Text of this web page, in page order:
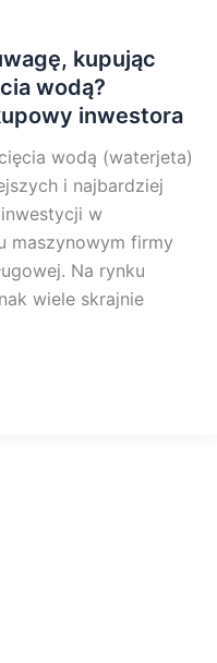
kupując
wodą?
inwestora
wodą (waterjeta)
i najbardziej
w
maszynowym firmy
Na rynku
wiele skrajnie